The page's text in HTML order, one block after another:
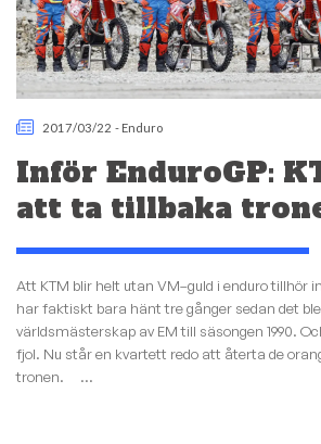
2017/03/22 - Enduro
Inför EnduroGP:
att ta tillbaka
Att KTM blir helt utan VM–guld i enduro tillhör
har faktiskt bara hänt tre gånger sedan det
världsmästerskap av EM till säsongen 1990.
fjol. Nu står en kvartett redo att återta de
tronen. ...